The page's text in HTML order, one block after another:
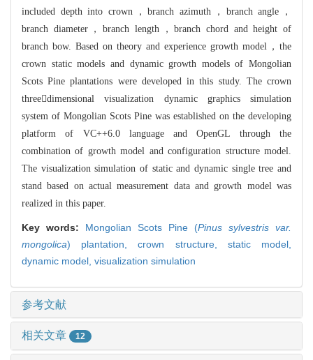
included depth into crown，branch azimuth，branch angle，
branch diameter，branch length，branch chord and height of
branch bow. Based on theory and experience growth model，the
crown static models and dynamic growth models of Mongolian
Scots Pine plantations were developed in this study. The crown
threedimensional visualization dynamic graphics simulation
system of Mongolian Scots Pine was established on the developing
platform of VC++6.0language and OpenGL through the
combination of growth model and configuration structure model.
The visualization simulation of static and dynamic single tree and
stand based on actual measurement data and growth model was
realized in this paper.
Key words: Mongolian Scots Pine (Pinus sylvestris var.
mongolica) plantation,crown structure, static model,
dynamic model, visualization simulation
参考文献
相关文章 12